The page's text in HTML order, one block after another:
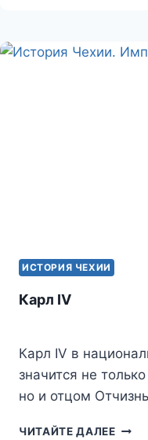
ИСТОРИЯ ЧЕХИИ
Карл IV
Карл IV в
значится не
но и отцом
ЧИТАЙТЕ ДАЛЕЕКАРЛ